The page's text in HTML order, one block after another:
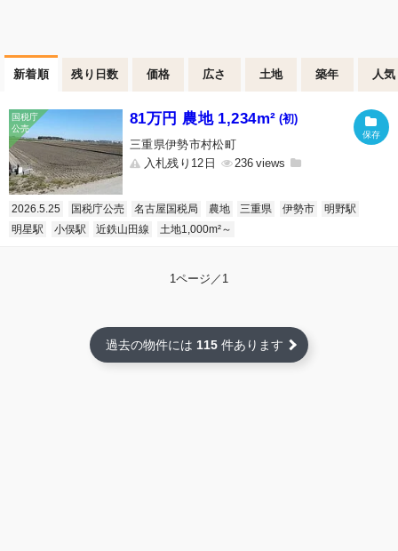
新着順 残り日数 価格 広さ 土地 築年 人気
81万円 農地 1,234m² (初)
三重県伊勢市村松町
入札残り12日
236
2026.5.25 国税庁公売 名古屋国税局 農地 三重県 伊勢市
明野駅
明星駅
小俣駅 近鉄山田線 土地1,000m²～
1ページ／1
過去の物件には 115 件あります